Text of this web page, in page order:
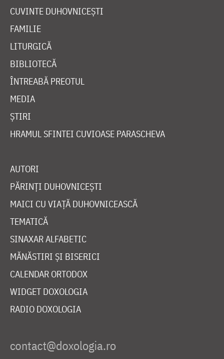
CUVINTE DUHOVNICEȘTI
FAMILIE
LITURGICĂ
BIBLIOTECĂ
ÎNTREABĂ PREOTUL
MEDIA
ȘTIRI
HRAMUL SFINTEI CUVIOASE PARASCHEVA
AUTORI
PĂRINȚI DUHOVNICEȘTI
MAICI CU VIAȚĂ DUHOVNICEASCĂ
TEMATICĂ
SINAXAR ALFABETIC
MĂNĂSTIRI ȘI BISERICI
CALENDAR ORTODOX
WIDGET DOXOLOGIA
RADIO DOXOLOGIA